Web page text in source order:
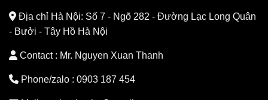
Địa chỉ Hà Nội: Số 7 - Ngõ 282 - Đường Lạc Long Quân
- Bưởi - Tây Hồ Hà Nội
Contact : Mr. Nguyen Xuan Thanh
Phone/zalo : 0903 187 454